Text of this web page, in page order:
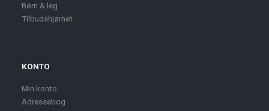
Børn & leg
Tilbudshjørnet
KONTO
Min konto
Adressebog